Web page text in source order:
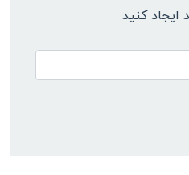
ایجاد کنید